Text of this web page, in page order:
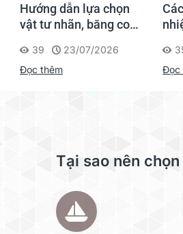
Hướng dẫn lựa chọn
vật tư nhãn, băng co
Supvan G15M Pro
39
23/07/2026
Đọc thêm
Đọc
Tại sao nên chọn